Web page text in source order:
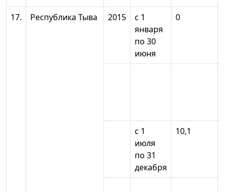
17. Республика Тыва 2015
с 1
января
по 30
июня
0
с 1
июля
по 31
декабря
10,1